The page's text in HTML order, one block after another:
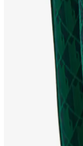
Lacoste L002:
Tasarımın Moda
Lacoste L002, şık ve
kendine yer edinmiş,
kullanıma uygun,
model, stil sahibi
Lacoste
Sportif Şıklığın
Lacoste monogramı,
sportifliği yansıtarak
tasarımlarla bütünleşen